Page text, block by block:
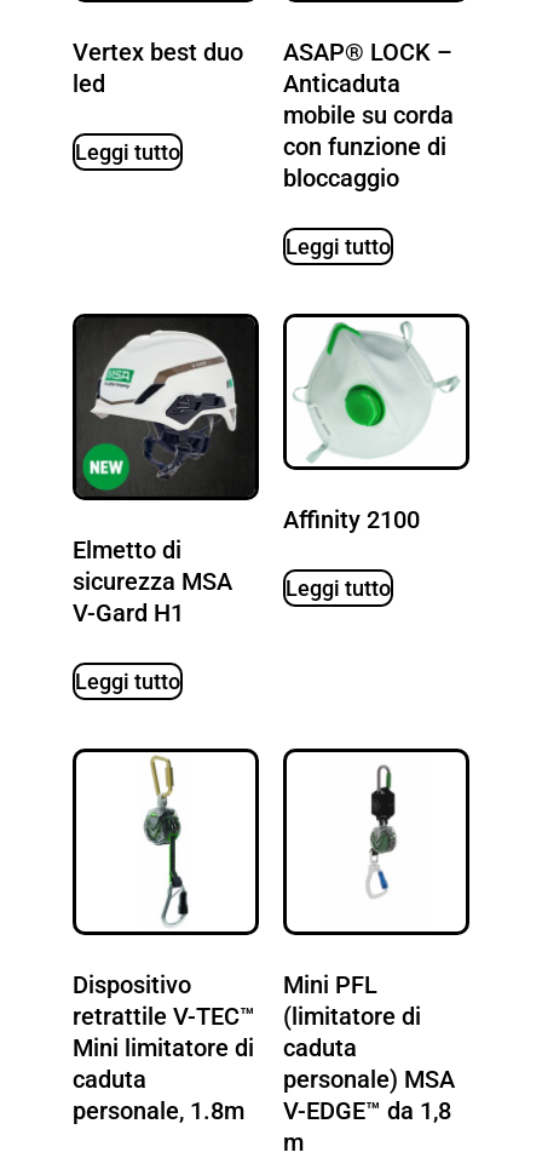
Vertex best duo
led
Leggi tutto
ASAP® LOCK –
Anticaduta
mobile su corda
con funzione di
bloccaggio
Leggi tutto
Elmetto di
sicurezza MSA
V-Gard H1
Leggi tutto
Affinity 2100
Leggi tutto
Dispositivo
retrattile V-TEC™
Mini limitatore di
caduta
personale, 1.8m
Mini PFL
(limitatore di
caduta
personale) MSA
V-EDGE™ da 1,8
m